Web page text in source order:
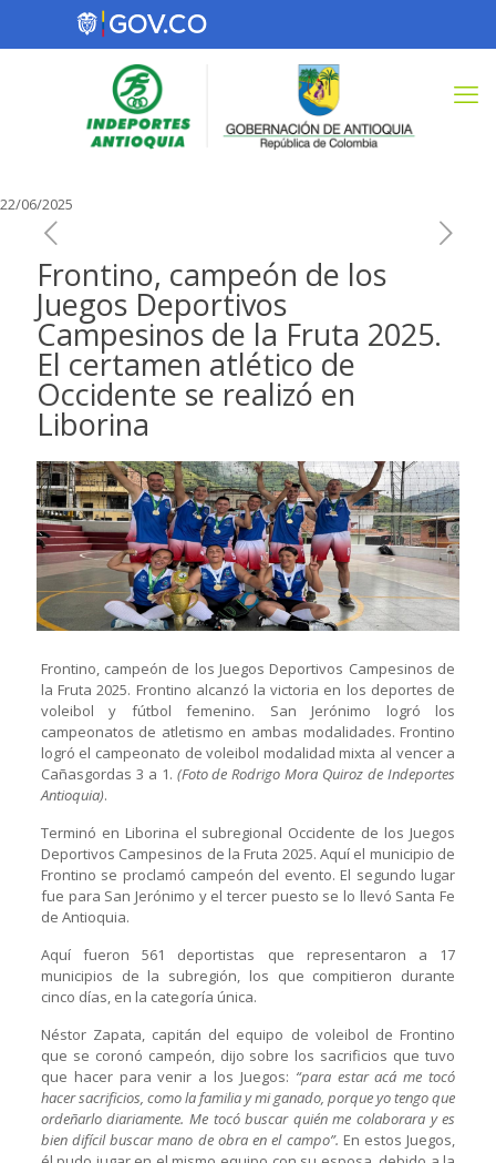
22/06/2025
Frontino, campeón de los
Juegos Deportivos
Campesinos de la Fruta 2025.
El certamen atlético de
Occidente se realizó en
Liborina
Frontino, campeón de los Juegos Deportivos Campesinos de
la Fruta 2025. Frontino alcanzó la victoria en los deportes de
voleibol y fútbol femenino. San Jerónimo logró los
campeonatos de atletismo en ambas modalidades. Frontino
logró el campeonato de voleibol modalidad mixta al vencer a
Cañasgordas 3 a 1. (Foto de Rodrigo Mora Quiroz de Indeportes
Antioquia).
Terminó en Liborina el subregional Occidente de los Juegos
Deportivos Campesinos de la Fruta 2025. Aquí el municipio de
Frontino se proclamó campeón del evento. El segundo lugar
fue para San Jerónimo y el tercer puesto se lo llevó Santa Fe
de Antioquia.
Aquí fueron 561 deportistas que representaron a 17
municipios de la subregión, los que compitieron durante
cinco días, en la categoría única.
Néstor Zapata, capitán del equipo de voleibol de Frontino
que se coronó campeón, dijo sobre los sacrificios que tuvo
que hacer para venir a los Juegos: “para estar acá me tocó
hacer sacrificios, como la familia y mi ganado, porque yo tengo que
ordeñarlo diariamente. Me tocó buscar quién me colaborara y es
bien difícil buscar mano de obra en el campo”. En estos Juegos,